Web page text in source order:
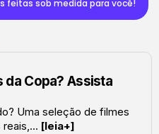
feitas sob medida para você!
da Copa? Assista
Uma seleção de filmes
[leia+]